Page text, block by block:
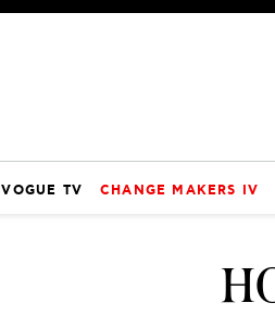
VOGUE TV CHANGE MAKERS IV